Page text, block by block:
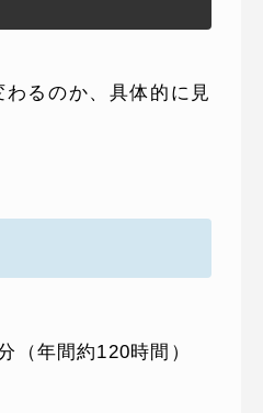
るのか、具体的に見
（年間約120時間）